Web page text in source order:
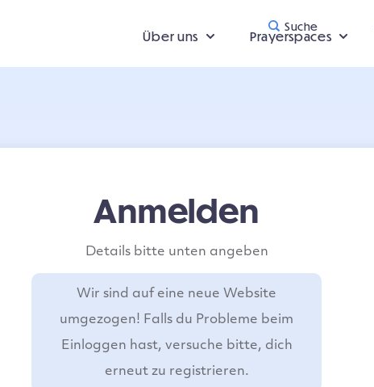
Über uns Prayerspaces
Suche
Anmelden
Details bitte unten angeben
Wir sind auf eine neue Website
umgezogen! Falls du Probleme beim
Einloggen hast, versuche bitte, dich
erneut zu registrieren.